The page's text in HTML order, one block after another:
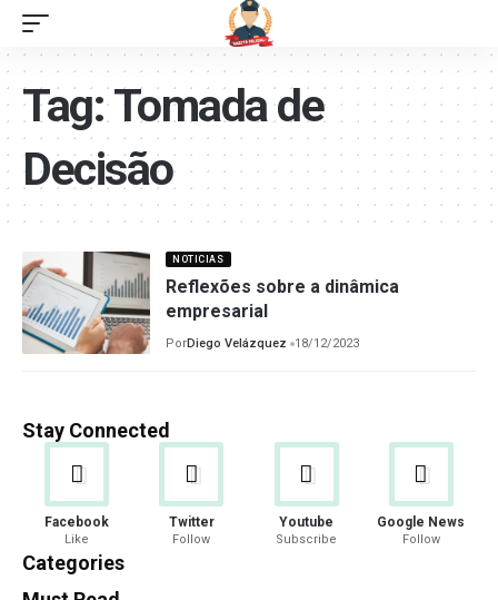
Tag:Tomada de
Decisão
NOTICIAS
Reflexões sobre a dinâmica
empresarial
PorDiego Velázquez 18/12/2023
Stay Connected
Facebook
Like
Twitter
Follow
Youtube
Subscribe
Google News
Follow
Categories